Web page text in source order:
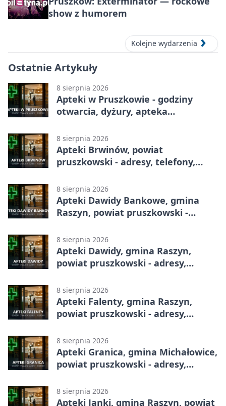
show z humorem
Kolejne wydarzenia
Ostatnie Artykuły
8 sierpnia 2026
Apteki w Pruszkowie - godziny
otwarcia, dyżury, apteka
8 sierpnia 2026
Apteki Brwinów, powiat
pruszkowski - adresy, telefony,
8 sierpnia 2026
Apteki Dawidy Bankowe, gmina
Raszyn, powiat pruszkowski -
8 sierpnia 2026
Apteki Dawidy, gmina Raszyn,
powiat pruszkowski - adresy,
8 sierpnia 2026
Apteki Falenty, gmina Raszyn,
powiat pruszkowski - adresy,
8 sierpnia 2026
Apteki Granica, gmina Michałowice,
powiat pruszkowski - adresy,
8 sierpnia 2026
Apteki Janki, gmina Raszyn, powiat